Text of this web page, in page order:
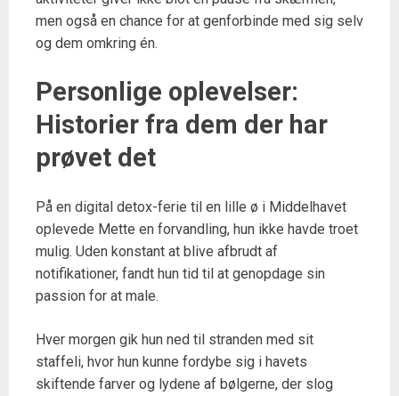
men også en chance for at genforbinde med sig selv
og dem omkring én.
Personlige oplevelser:
Historier fra dem der har
prøvet det
På en digital detox-ferie til en lille ø i Middelhavet
oplevede Mette en forvandling, hun ikke havde troet
mulig. Uden konstant at blive afbrudt af
notifikationer, fandt hun tid til at genopdage sin
passion for at male.
Hver morgen gik hun ned til stranden med sit
staffeli, hvor hun kunne fordybe sig i havets
skiftende farver og lydene af bølgerne, der slog